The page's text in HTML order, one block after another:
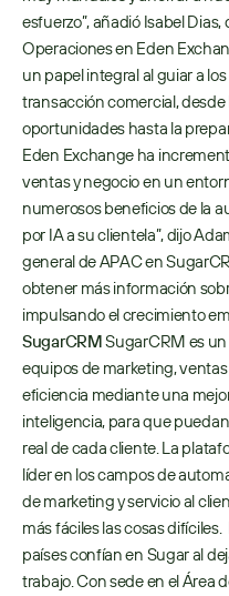
esfuerzo”, añadió Isabel
Operaciones en Eden
un papel integral al guiar a
transacción comercial,
oportunidades hasta la
Eden Exchange ha
ventas y negocio en un
numerosos beneficios de la
por IA a su clientela”, dijo
general de APAC en
obtener más información
impulsando el crecimiento
SugarCRM SugarCRM es
equipos de marketing,
eficiencia mediante una
inteligencia, para que
real de cada cliente. La
líder en los campos de
de marketing y servicio al
más fáciles las cosas difíciles.
países confían en Sugar al
trabajo. Con sede en el Área